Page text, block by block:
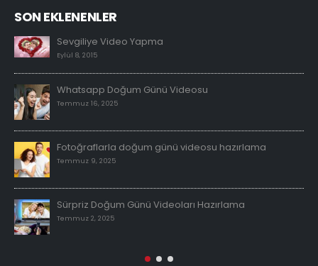
SON EKLENENLER
Sevgiliye Video Yapma
Eylül 8, 2015
Whatsapp Doğum Günü Videosu
Temmuz 16, 2025
Fotoğraflarla doğum günü videosu hazırlama
Temmuz 9, 2025
Sürpriz Doğum Günü Videoları Hazırlama
Temmuz 2, 2025